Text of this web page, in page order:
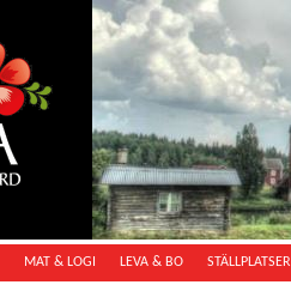
MAT & LOGI LEVA & BO STÄLLPLATSER